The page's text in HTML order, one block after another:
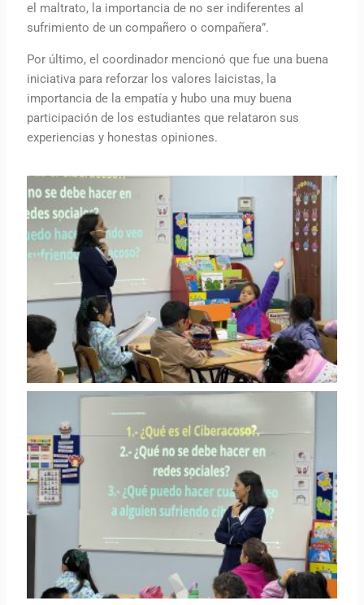
el maltrato, la importancia de no ser indiferentes al
sufrimiento de un compañero o compañera”.
Por último, el coordinador mencionó que fue una buena
iniciativa para reforzar los valores laicistas, la
importancia de la empatía y hubo una muy buena
participación de los estudiantes que relataron sus
experiencias y honestas opiniones.